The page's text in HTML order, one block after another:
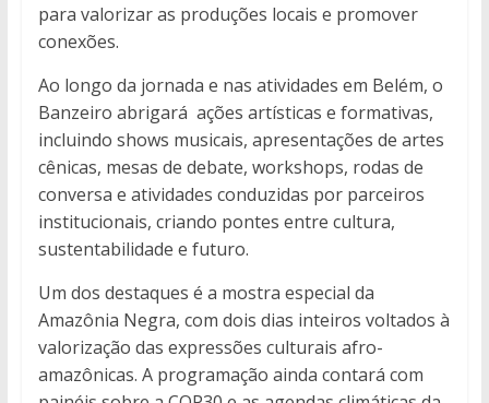
para valorizar as produções locais e promover
conexões.
Ao longo da jornada e nas atividades em Belém, o
Banzeiro abrigará ações artísticas e formativas,
incluindo shows musicais, apresentações de artes
cênicas, mesas de debate, workshops, rodas de
conversa e atividades conduzidas por parceiros
institucionais, criando pontes entre cultura,
sustentabilidade e futuro.
Um dos destaques é a mostra especial da
Amazônia Negra, com dois dias inteiros voltados à
valorização das expressões culturais afro-
amazônicas. A programação ainda contará com